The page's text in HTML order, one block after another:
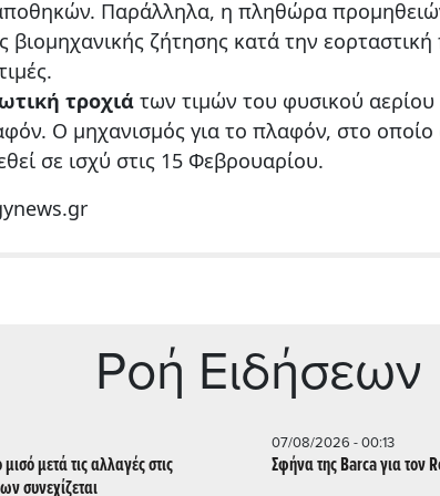
Παράλληλα, η πληθώρα
βιομηχανικής ζήτησης κατά την
τροχιά των τιμών του φυσικού αερίου
Ο μηχανισμός για το πλαφόν, στο
σε ισχύ στις 15 Φεβρουαρίου.
Ρoή Ειδήσεων
μετά τις αλλαγές στις
συνεχίζεται
07/08/2026 - 00:13
Σφήνα της Barca για τον